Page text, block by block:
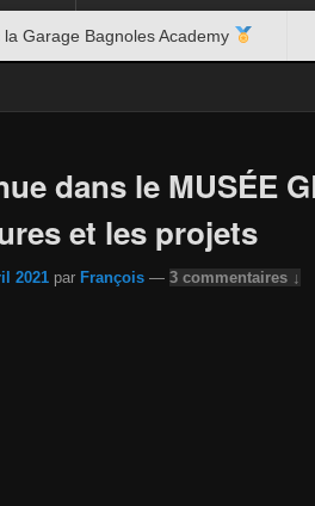
Garage Bagnoles Academy
dans le MUSÉE
et les projets
2021 par François — 3 commentaires ↓